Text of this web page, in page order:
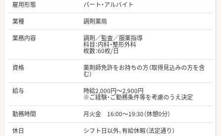
雇用形態
パート・アルバイト
業種
調剤薬局
業務内容
調剤／監査／服薬指導
科目：内科・整形外科
枚数：60枚/日
資格
薬剤師免許をお持ちの方（取得見込みの方を含
む）
給与
時給2,000円～2,900円
※ご経験・ご勤務条件等を考慮のうえ決定
勤務時間
月火金 16:00～19:30（休憩0分）
休日
シフト日以外、有給休暇（法定通り）